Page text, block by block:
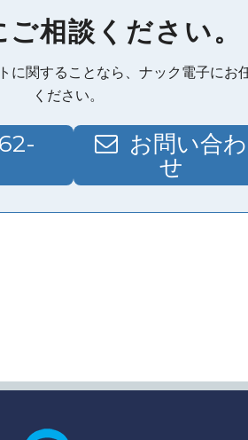
相談ください。
に関することなら、ナック電子にお
ください。
お問い合わ
せ